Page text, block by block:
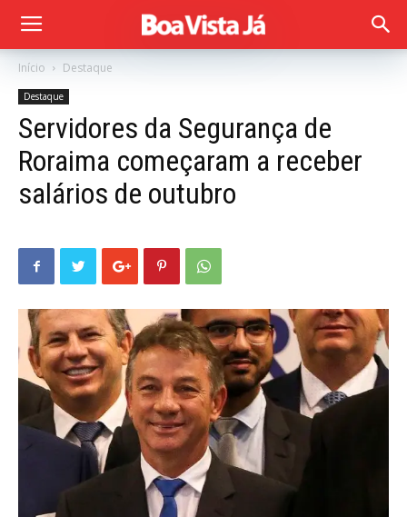
Início Destaque
Destaque
Servidores da Segurança de
Roraima começaram a receber
salários de outubro